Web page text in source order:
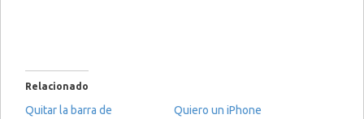
Relacionado
Quitar la barra de
Quiero un iPhone